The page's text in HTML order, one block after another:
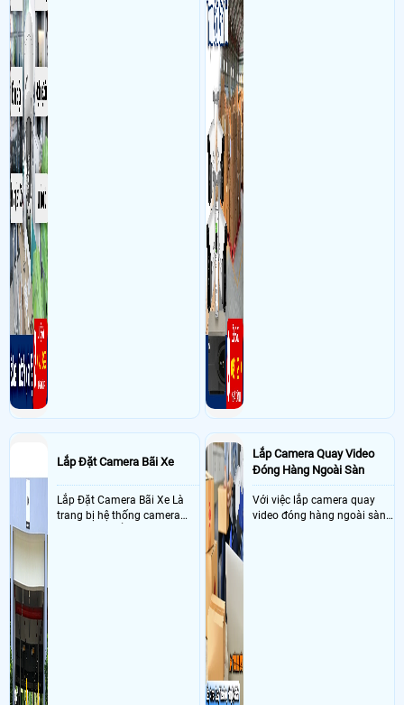
- Khách Lắp Camera Thiên Nhẫn
Địa điểm lăp đặt camera 168/20 Lê Thị
Bạch Cát, P11, Q11 HCM Sử dụng
Dịch vụ camera quan sát
A8124N2-VN,ổ cứng 2T tsb dss,2 cam IPC-S2XP-10M0WED (không ke L
dô tường)
- Khách Lắp Camera lẩu bò trăm rưỡi
Địa điểm lăp đặt camera 516 cách
mạng tháng tám,nhiêu lộc,hcm Sử dụng
Dịch vụ camera quan sát
2CD1021G2-LIU
- Khách Lắp Camera Ngọc Quách
Địa điểm lăp đặt camera 633 kinh
dương vương,an lạc,hcm Sử dụng
Dịch vụ camera quan sát
7108aI-VN ,ổ cứng 2T tsb dss
Lắp Đặt Camera Bãi Xe
Lắp Đặt Camera Bãi Xe Là
trang bị hệ thống camera
Lắp Camera Quay Video
Đóng Hàng Ngoài Sàn
Với việc lắp camera quay
video đóng hàng ngoài sàn